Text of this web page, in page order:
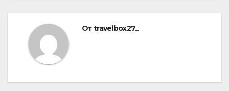
Отtravelbox27_